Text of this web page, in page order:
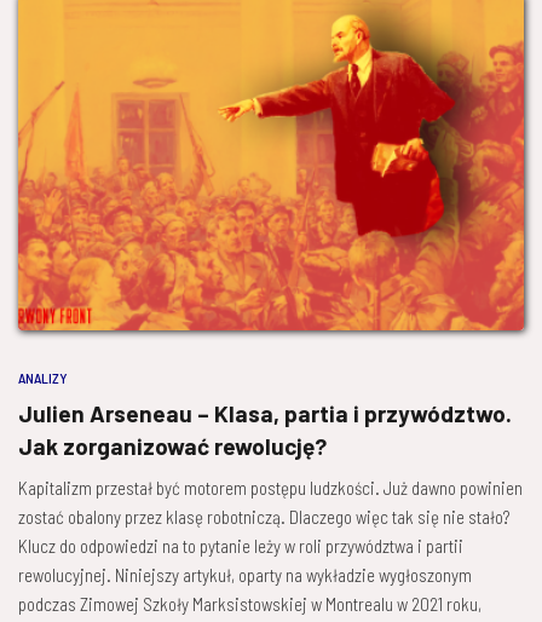
ANALIZY
Julien Arseneau – Klasa, partia i przywództwo.
Jak zorganizować rewolucję?
Kapitalizm przestał być motorem postępu ludzkości. Już dawno powinien
zostać obalony przez klasę robotniczą. Dlaczego więc tak się nie stało?
Klucz do odpowiedzi na to pytanie leży w roli przywództwa i partii
rewolucyjnej. Niniejszy artykuł, oparty na wykładzie wygłoszonym
podczas Zimowej Szkoły Marksistowskiej w Montrealu w 2021 roku,